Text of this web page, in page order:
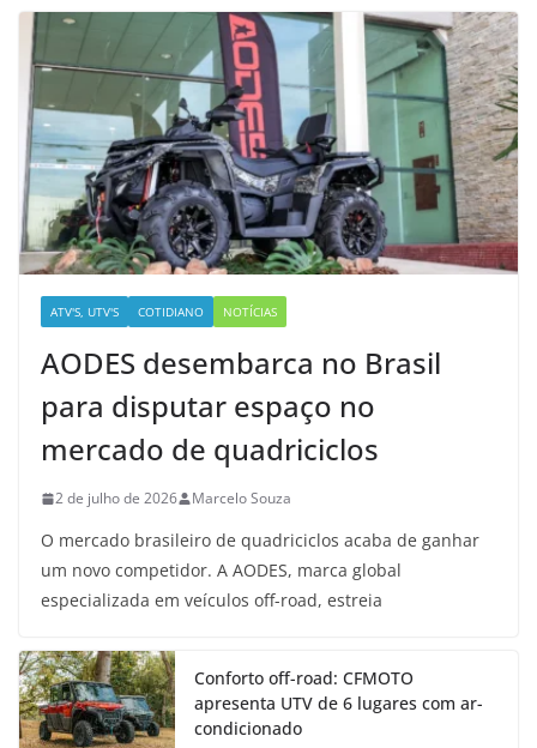
ATV'S, UTV'S COTIDIANO NOTÍCIAS
AODES desembarca no Brasil
para disputar espaço no
mercado de quadriciclos
2 de julho de 2026 Marcelo Souza
O mercado brasileiro de quadriciclos acaba de ganhar
um novo competidor. A AODES, marca global
especializada em veículos off-road, estreia
Conforto off-road: CFMOTO
apresenta UTV de 6 lugares com ar-
condicionado